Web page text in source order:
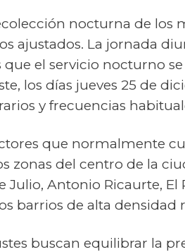
nocturna de los
ajustados. La jornada
que el servicio nocturno
los días jueves 25 de
y frecuencias
que normalmente
zonas del centro de la
Antonio Ricaurte, El
barrios de alta densidad
buscan equilibrar la